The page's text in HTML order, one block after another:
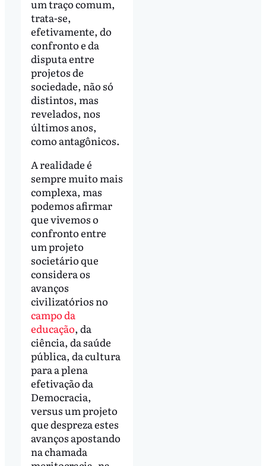
um traço comum,
trata-se,
efetivamente, do
confronto e da
disputa entre
projetos de
sociedade, não só
distintos, mas
revelados, nos
últimos anos,
como antagônicos.
A realidade é
sempre muito mais
complexa, mas
podemos afirmar
que vivemos o
confronto entre
um projeto
societário que
considera os
avanços
civilizatórios no
campo da
educação, da
ciência, da saúde
pública, da cultura
para a plena
efetivação da
Democracia,
versus um projeto
que despreza estes
avanços apostando
na chamada